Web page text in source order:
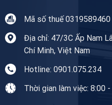
Mã số thuế 0319589460
Địa chỉ: 47/3C Ấp Nam
Chí Minh, Việt Nam
Hotline: 0901.075.234
Thời gian làm việc: 8:00